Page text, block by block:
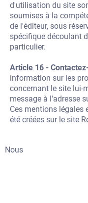
d'utilisation du site
soumises à la
de l'éditeur, sous
spécifique découlant
particulier.
Article 16 -
information sur les
concernant le site lui-
message à l'adresse
Ces mentions légales
été créées sur le site
Nous